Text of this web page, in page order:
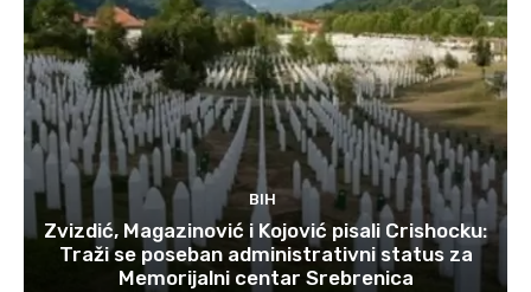
BIH
Zvizdić, Magazinović i Kojović pisali Crishocku:
Traži se poseban administrativni status za
Memorijalni centar Srebrenica